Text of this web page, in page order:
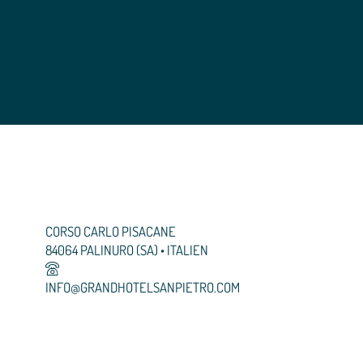
CORSO CARLO PISACANE
84064 PALINURO (SA) • ITALIEN
INFO@GRANDHOTELSANPIETRO.COM